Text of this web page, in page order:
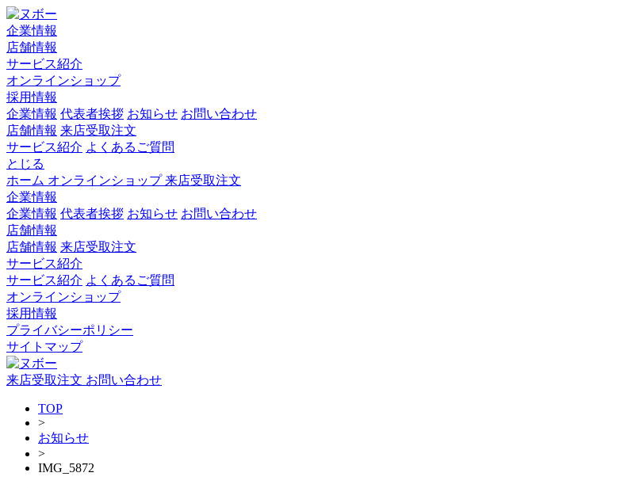
企業情報
店舗情報
サービス紹介
オンラインショップ
採用情報
企業情報 代表者挨拶 お知らせ お問い合わせ
店舗情報 来店受取注文
サービス紹介 よくあるご質問
とじる
ホーム オンラインショップ来店受取注文
企業情報
企業情報 代表者挨拶 お知らせ お問い合わせ
店舗情報
店舗情報 来店受取注文
サービス紹介
サービス紹介 よくあるご質問
オンラインショップ
採用情報
プライバシーポリシー
サイトマップ
来店受取注文 お問い合わせ
TOP
>
お知らせ
>
IMG_5872